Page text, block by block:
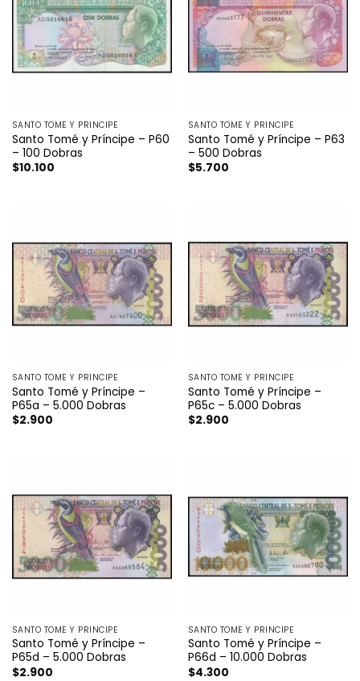
SANTO TOMÉ Y PRÍNCIPE
Santo Tomé y Príncipe – P60
– 100 Dobras
$10.100
SANTO TOMÉ Y PRÍNCIPE
Santo Tomé y Príncipe – P63
– 500 Dobras
$5.700
SANTO TOMÉ Y PRÍNCIPE
Santo Tomé y Príncipe –
P65a – 5.000 Dobras
$2.900
SANTO TOMÉ Y PRÍNCIPE
Santo Tomé y Príncipe –
P65c – 5.000 Dobras
$2.900
SANTO TOMÉ Y PRÍNCIPE
Santo Tomé y Príncipe –
P65d – 5.000 Dobras
$2.900
SANTO TOMÉ Y PRÍNCIPE
Santo Tomé y Príncipe –
P66d – 10.000 Dobras
$4.300